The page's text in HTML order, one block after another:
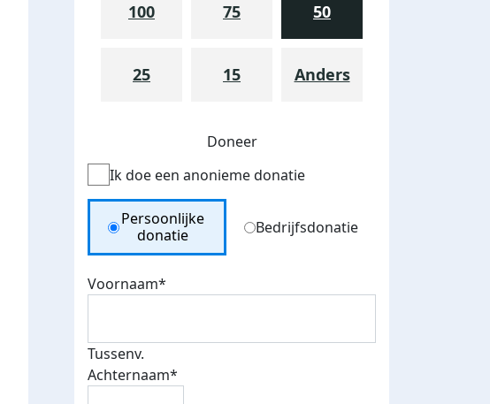
100 75 50
25 15 Anders
Doneer
Ik doe een anonieme donatie
Donation Type
Persoonlijke
donatie
Bedrijfsdonatie
Voornaam*
Tussenv.
Achternaam*